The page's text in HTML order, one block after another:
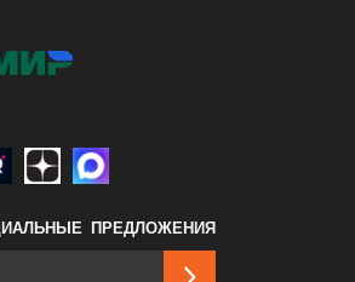
ПРЕДЛОЖЕНИЯ